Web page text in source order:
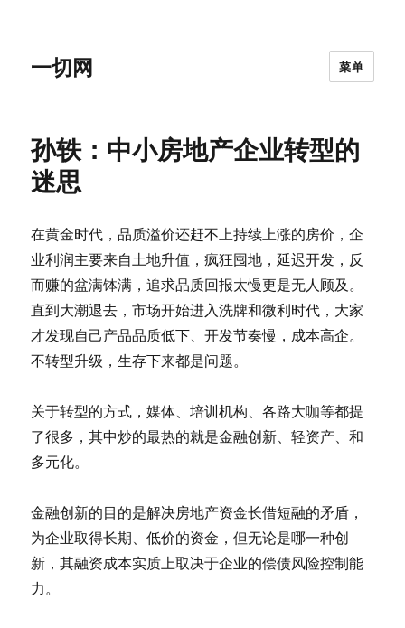
一切网 菜单
孙轶：中小房地产企业转型的
迷思
在黄金时代，品质溢价还赶不上持续上涨的房价，企
业利润主要来自土地升值，疯狂囤地，延迟开发，反
而赚的盆满钵满，追求品质回报太慢更是无人顾及。
直到大潮退去，市场开始进入洗牌和微利时代，大家
才发现自己产品品质低下、开发节奏慢，成本高企。
不转型升级，生存下来都是问题。
关于转型的方式，媒体、培训机构、各路大咖等都提
了很多，其中炒的最热的就是金融创新、轻资产、和
多元化。
金融创新的目的是解决房地产资金长借短融的矛盾，
为企业取得长期、低价的资金，但无论是哪一种创
新，其融资成本实质上取决于企业的偿债风险控制能
力。